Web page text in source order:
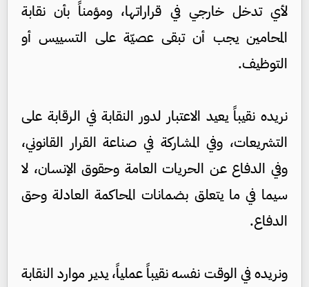
لأي تدخل خارجي في قراراتها، ومؤمناً بأن نقابة
المحامين يجب أن تبقى عصيّة على التسييس أو
التوظيف.
نريده نقيباً يعيد الاعتبار لدور النقابة في الرقابة على
التشريعات، وفي المشاركة في صناعة القرار القانوني،
وفي الدفاع عن الحريات العامة وحقوق الإنسان، لا
سيما في ما يتعلق بضمانات المحاكمة العادلة وحق
الدفاع.
ونريده في الوقت نفسه نقيباً عملياً، يدير موارد النقابة